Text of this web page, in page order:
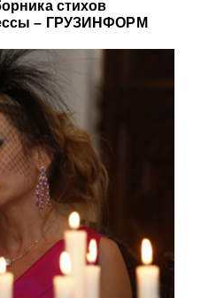
стихов
– ГРУЗИНФОРМ